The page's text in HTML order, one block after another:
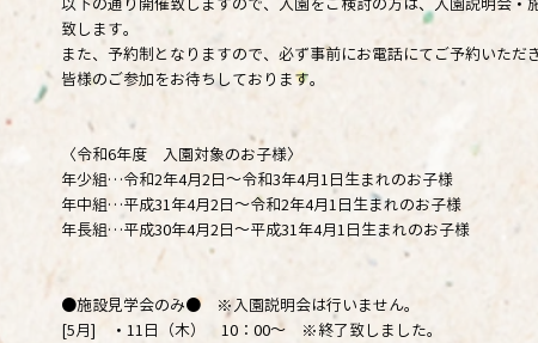
致します。
また、予約制となりますので、必ず事前にお電話にてご予約いただ
皆様のご参加をお待ちしております。
〈令和6年度 入園対象のお子様〉
年少組…令和2年4月2日～令和3年4月1日生まれのお子様
年中組…平成31年4月2日～令和2年4月1日生まれのお子様
年長組…平成30年4月2日～平成31年4月1日生まれのお子様
●施設見学会のみ● ※入園説明会は行いません。
[5月] ・11日（木） 10：00～ ※終了致しました。